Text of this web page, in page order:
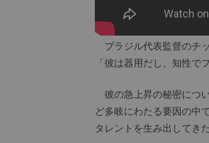
ブラジル代表監督のチ
「彼は器用だし、知性で
彼の急上昇の秘密につ
ど多岐にわたる要因の中
タレントを生み出してき